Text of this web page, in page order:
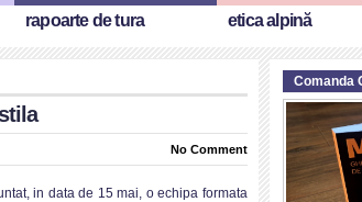
rapoarte de tura etica alpină
No Comment
in data de 15 mai, o echipa formata
Comanda